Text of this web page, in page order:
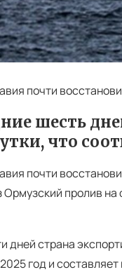
почти
шесть
что
почти
Ормузский пролив
дней страна
год и